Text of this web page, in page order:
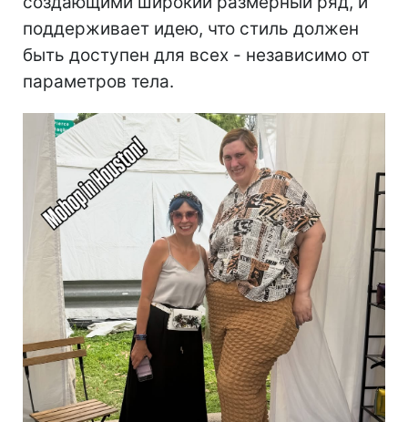
поддерживает идею, что стиль должен
быть доступен для всех - независимо от
параметров тела.